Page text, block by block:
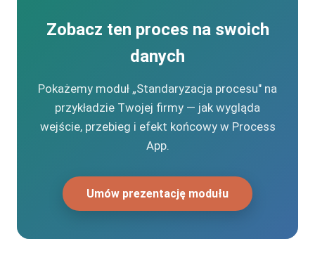
Zobacz ten proces na swoich
danych
Pokażemy moduł „Standaryzacja procesu" na
przykładzie Twojej firmy — jak wygląda
wejście, przebieg i efekt końcowy w Process
App.
Umów prezentację modułu